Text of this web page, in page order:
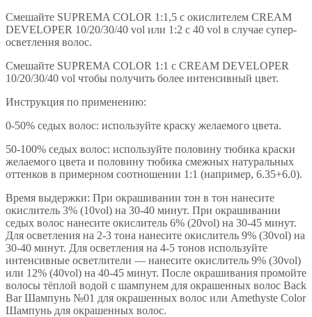
Смешайте SUPREMA COLOR 1:1,5 с окислителем CREAM
DEVELOPER 10/20/30/40 vol или 1:2 с 40 vol в случае супер-
осветления волос.
Смешайте SUPREMA COLOR 1:1 с CREAM DEVELOPER
10/20/30/40 vol чтобы получить более интенсивный цвет.
Инструкция по применению:
0-50% седых волос: используйте краску желаемого цвета.
50-100% седых волос: используйте половину тюбика краски
желаемого цвета и половину тюбика смежных натуральных
оттенков в примерном соотношении 1:1 (например, 6.35+6.0).
Время выдержки: При окрашивании тон в тон нанесите
окислитель 3% (10vol) на 30-40 минут. При окрашивании
седых волос нанесите окислитель 6% (20vol) на 30-45 минут.
Для осветления на 2-3 тона нанесите окислитель 9% (30vol) на
30-40 минут. Для осветления на 4-5 тонов используйте
интенсивные осветлители — нанесите окислитель 9% (30vol)
или 12% (40vol) на 40-45 минут. После окрашивания промойте
волосы тёплой водой с шампунем для окрашенных волос Back
Bar Шампунь №01 для окрашенных волос или Amethyste Color
Шампунь для окрашенных волос.